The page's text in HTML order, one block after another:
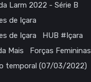
Larm 2022 - Série B
de Içara
de Içara
HUB #Içara
Mais
Forças Femininas
temporal (07/03/2022)